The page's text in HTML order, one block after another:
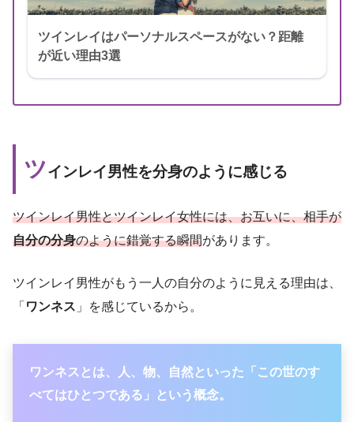
ツインレイはパーソナルスペースがない？距離
が近い理由3選
ツインレイ男性を分身のように感じる
ツインレイ男性とツインレイ女性には、お互いに、相手が
自分の分身のように錯覚する瞬間があります。
ツインレイ男性がもう一人の自分のように見える理由は、
「 ワンネス 」を感じているから。
ワンネスとは、人、物、自然といった「この世のす
べてはひとつである」という概念。